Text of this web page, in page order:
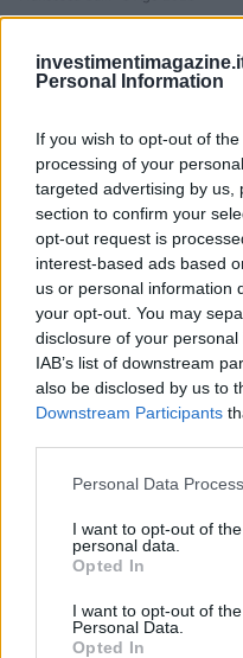
Personal Information
If you wish to opt-out of
processing of your
targeted advertising by us,
section to confirm your
opt-out request is
interest-based ads based
us or personal information
your opt-out. You may
disclosure of your
IAB’s list of downstream
also be disclosed by us to
Downstream Participants
Please note that this
not limited to your visit or
grant or deny consent to
use your data for below
consent section.
Personal Data
I want to opt-out of
personal data.
Opted In
I want to opt-out of
Personal Data.
Opted In
Reparti aeronavali della
territorio e contrasto agli
FINANZA